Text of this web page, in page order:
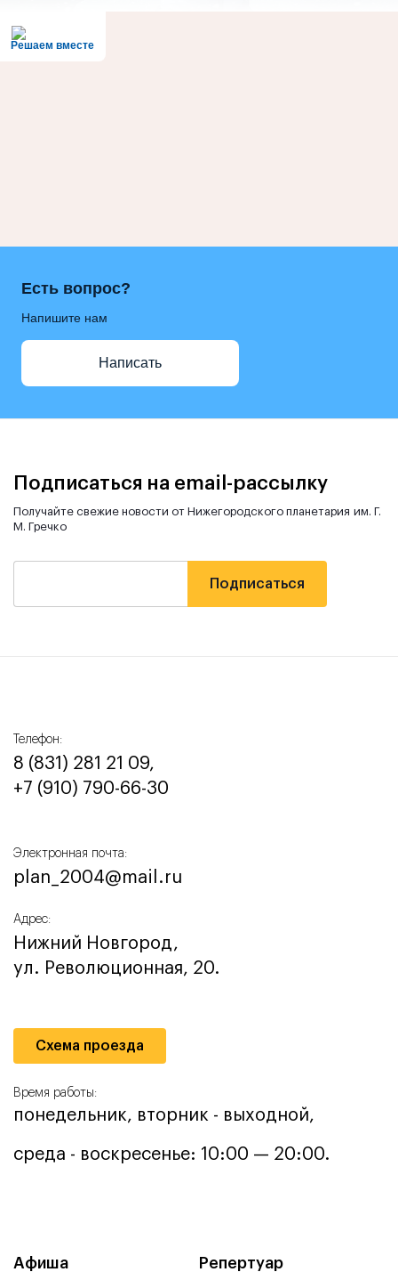
Решаем вместе
Есть вопрос?
Напишите нам
Написать
Подписаться на email-рассылку
Получайте свежие новости от Нижегородского планетария им. Г.
М. Гречко
Телефон:
8 (831) 281 21 09,
+7 (910) 790-66-30‬
Электронная почта:
plan_2004@mail.ru
Адрес:
Нижний Новгород,
ул. Революционная, 20.
Схема проезда
Время работы:
понедельник, вторник - выходной,
среда - воскресенье: 10:00 — 20:00.
Афиша Репертуар